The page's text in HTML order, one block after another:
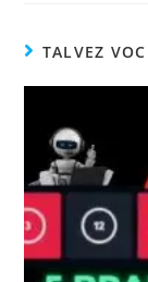
TALVEZ